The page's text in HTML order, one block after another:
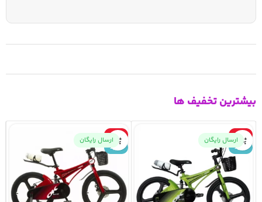
بیشترین تخفیف ها
-10%
جدید
ارسال رایگان
-10%
جدید
ارسال رایگان